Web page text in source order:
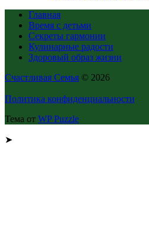
Главная
Время с детьми
Секреты гармонии
Кулинарные радости
Здоровый образ жизни
Счастливая Семья © 2026
Политика конфиденциальности
Тема от WP Puzzle
➤